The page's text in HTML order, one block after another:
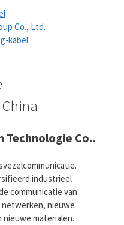
Co., Ltd.
kabel
Technologie Co..
industrieel
communicatie van
nieuwe
materialen.